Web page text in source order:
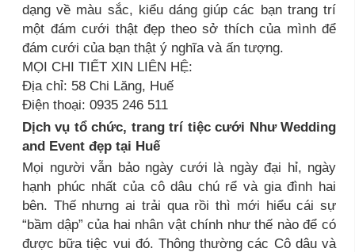
dạng về màu sắc, kiểu dáng giúp các bạn trang trí
một đám cưới thật đẹp theo sở thích của mình để
đám cưới của bạn thật ý nghĩa và ấn tượng.
MỌI CHI TIẾT XIN LIÊN HỆ:
Địa chỉ: 58 Chi Lăng, Huế
Điện thoại: 0935 246 511
Dịch vụ tổ chức, trang trí tiệc cưới Như Wedding
and Event đẹp tại Huế
Mọi người vẫn bảo ngày cưới là ngày đại hỉ, ngày
hạnh phúc nhất của cô dâu chú rể và gia đình hai
bên. Thế nhưng ai trải qua rồi thì mới hiểu cái sự
“bầm dập” của hai nhân vật chính như thế nào để có
được bữa tiệc vui đó. Thông thường các Cô dâu và